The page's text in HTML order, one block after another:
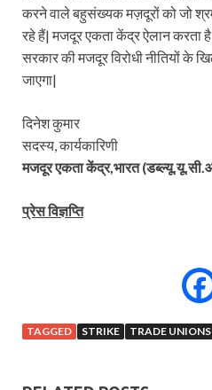
करने वाले बहुसंख्यक मज़दूरों को जो
रहे हैं| मजदूर एकता केंद्र ऐलान करता
सरकार की मजदूर विरोधी नीतियों के
जाएगा|
दिनेश कुमार
सदस्य, कार्यकारिणी
मजदूर एकता केंद्र,भारत
प्रेस विज्ञप्ति
TAGGED STRIKE TRADE UNIONS